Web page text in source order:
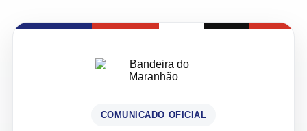
COMUNICADO OFICIAL